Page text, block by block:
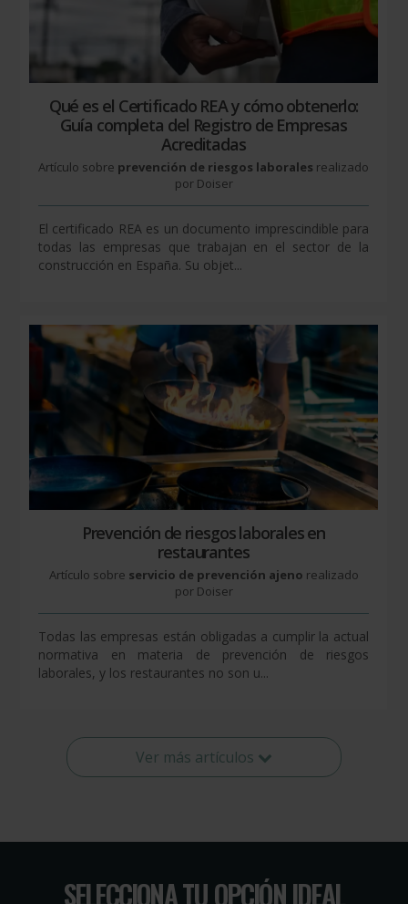
Qué es el Certificado REA y cómo obtenerlo:
Guía completa del Registro de Empresas
Acreditadas
Artículo sobre prevención de riesgos laborales realizado
por Doiser
El certificado REA es un documento imprescindible para
todas las empresas que trabajan en el sector de la
construcción en España. Su objet...
Prevención de riesgos laborales en
restaurantes
Artículo sobre servicio de prevención ajeno realizado
por Doiser
Todas las empresas están obligadas a cumplir la actual
normativa en materia de prevención de riesgos
laborales, y los restaurantes no son u...
Ver más artículos
SELECCIONA TU OPCIÓN IDEAL